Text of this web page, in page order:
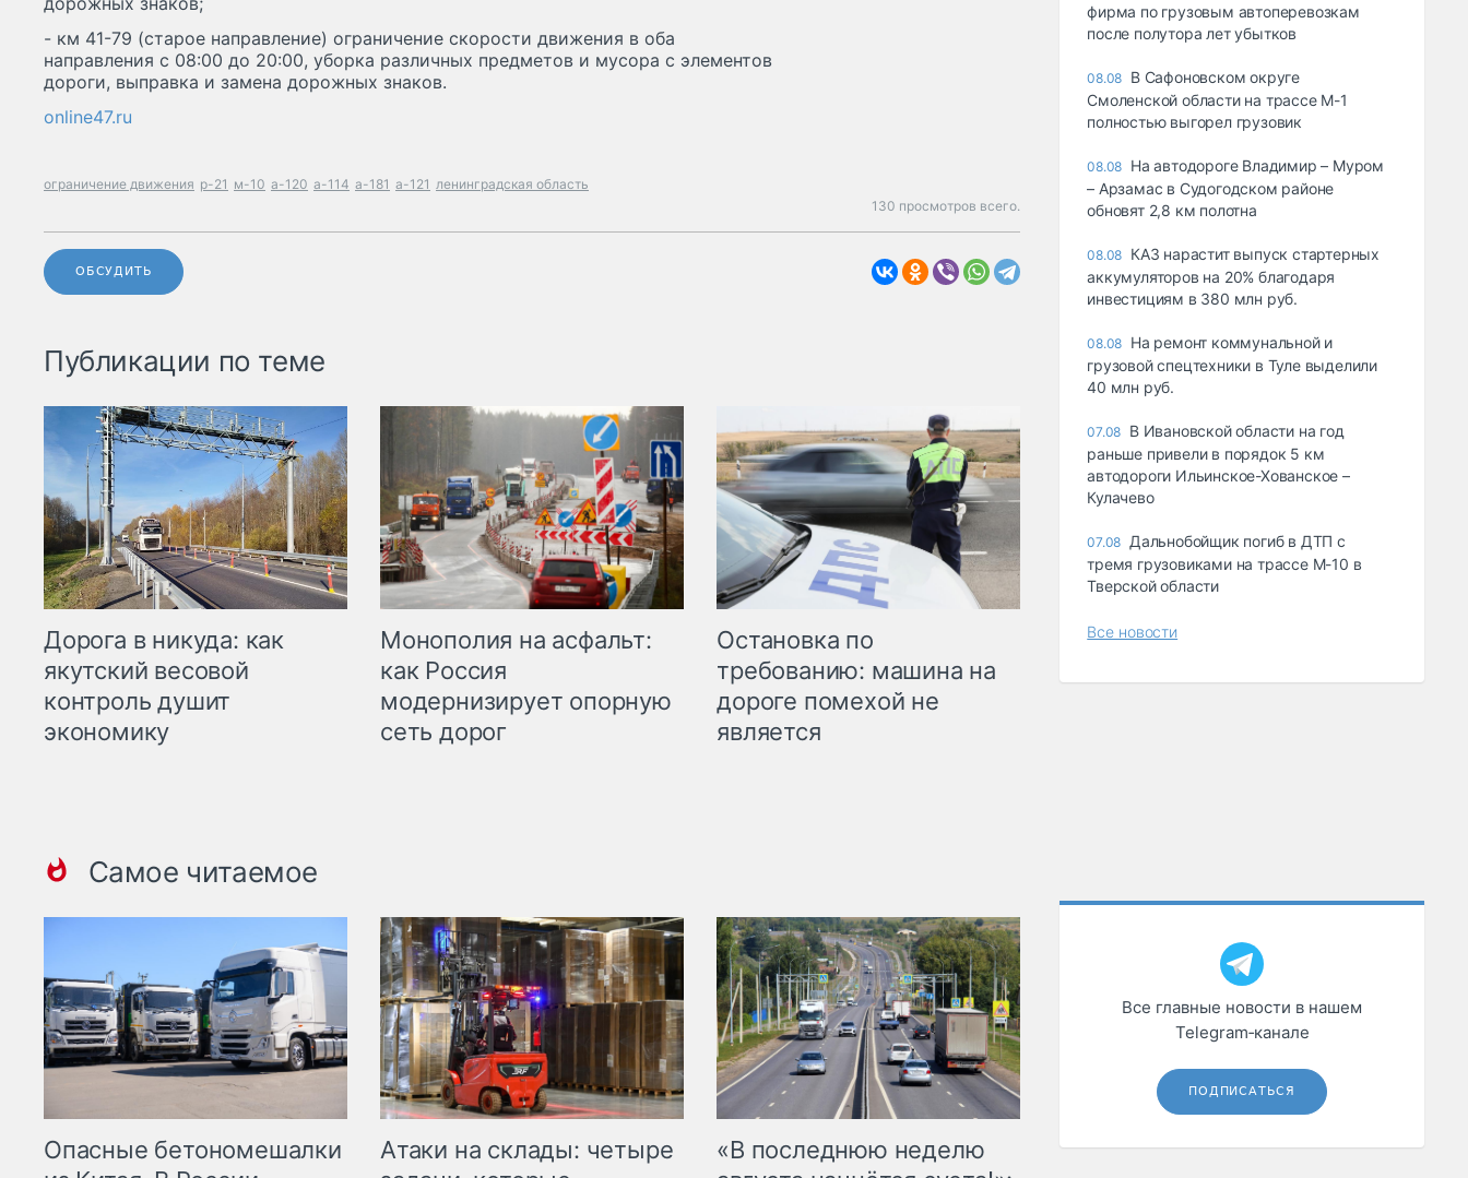
- км 41-79 (старое направление) ограничение скорости движения в оба
направления с 08:00 до 20:00, уборка различных предметов и мусора с элементов
дороги, выправка и замена дорожных знаков.
online47.ru
ограничение движения р-21 м-10 а-120 а-114 а-181 а-121 ленинградская область
130 просмотров всего.
ОБСУДИТЬ
Публикации по теме
Дорога в никуда: как
якутский весовой
контроль душит
экономику
Монополия на асфальт:
как Россия
модернизирует опорную
сеть дорог
Остановка по
требованию: машина на
дороге помехой не
является
Самое читаемое
Опасные бетономешалки
Атаки на склады: четыре
«В последнюю неделю
фирма по грузовым автоперевозкам
после полутора лет убытков
08.08 В Сафоновском округе
Смоленской области на трассе М-1
полностью выгорел грузовик
08.08 На автодороге Владимир – Муром
– Арзамас в Судогодском районе
обновят 2,8 км полотна
08.08 КАЗ нарастит выпуск стартерных
аккумуляторов на 20% благодаря
инвестициям в 380 млн руб.
08.08 На ремонт коммунальной и
грузовой спецтехники в Туле выделили
40 млн руб.
07.08 В Ивановской области на год
раньше привели в порядок 5 км
автодороги Ильинское-Хованское –
Кулачево
07.08 Дальнобойщик погиб в ДТП с
тремя грузовиками на трассе М-10 в
Тверской области
Все новости
Все главные новости в нашем
Telegram‑канале
ПОДПИСАТЬСЯ